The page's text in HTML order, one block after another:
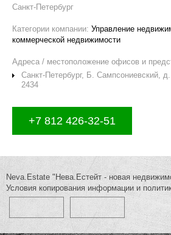
Санкт-Петербург
Категории компании: Управление
коммерческой недвижимости
Адреса / местоположение офисов и
Санкт-Петербург, Б. Сампсониевский,
2434
+7 812 426-32-51
Neva.Estate "Нева.Естейт - новая
Условия копирования информации и